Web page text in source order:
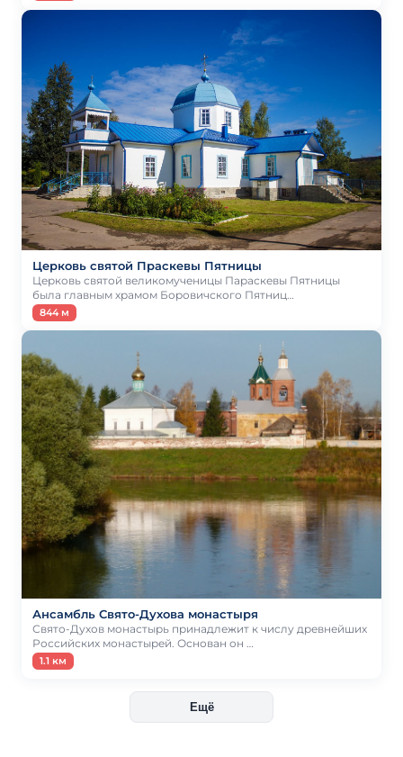
Церковь святой Праскевы Пятницы
Церковь святой великомученицы Параскевы Пятницы
была главным храмом Боровичского Пятниц…
844 м
Ансамбль Свято-Духова монастыря
Свято-Духов монастырь принадлежит к числу древнейших
Российских монастырей. Основан он …
1.1 км
Ещё